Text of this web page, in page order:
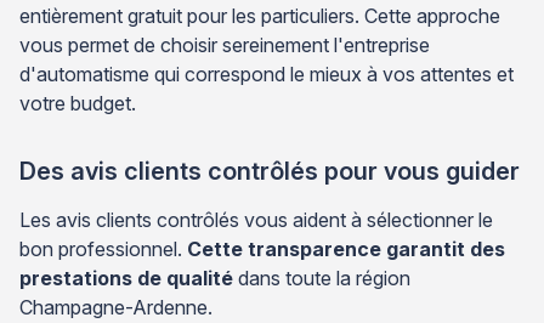
entièrement gratuit pour les particuliers. Cette approche
vous permet de choisir sereinement l'entreprise
d'automatisme qui correspond le mieux à vos attentes et
votre budget.
Des avis clients contrôlés pour vous guider
Les avis clients contrôlés vous aident à sélectionner le
bon professionnel. Cette transparence garantit des
prestations de qualité dans toute la région
Champagne-Ardenne.